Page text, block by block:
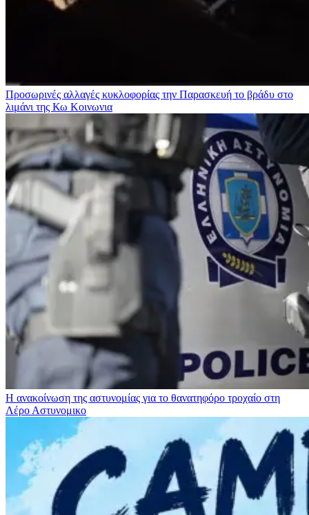
Προσωρινές αλλαγές κυκλοφορίας την Παρασκευή το βράδυ στο
λιμάνι της Κω Κοινωνια
Η ανακοίνωση της αστυνομίας για το θανατηφόρο τροχαίο στη
Λέρο Αστυνομικο